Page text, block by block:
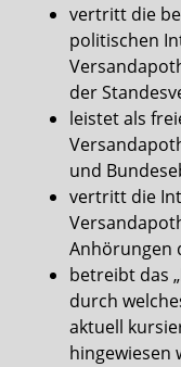
vertritt die
politischen
der
leistet als
und
vertritt die
Anhörungen
betreibt das
durch
aktuell
hingewiesen